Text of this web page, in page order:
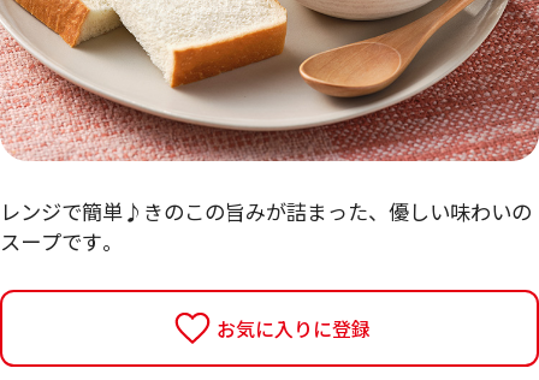
レンジで簡単♪きのこの旨みが詰まった、優しい味わいの
スープです。
お気に入りに登録